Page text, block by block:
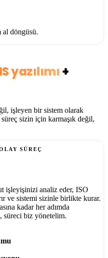
döngüsü.
yazılımı +
işleyen bir sistem olarak
sizin için karmaşık değil,
SÜREÇ
işleyişinizi analiz eder, ISO
ve sistemi sizinle birlikte kurar.
kadar her adımda
süreci biz yönetelim.